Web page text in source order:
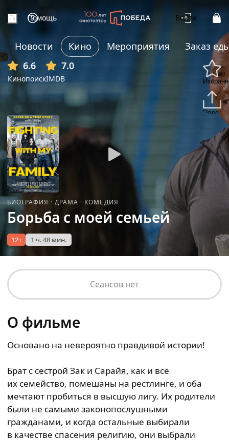
Помощь Войти
Новости Кино Мероприятия
Заказ
6.6
Кинопоиск
7.0
IMDB
+5
БИОГРАФИЯ · ДРАМА · КОМЕДИЯ
Борьба с моей семьей
12+ 1 ч. 48 мин.
Сеансов нет
О фильме
Основано на невероятно правдивой истории!
Брат с сестрой Зак и Сарайя, как и всё
их семейство, помешаны на рестлинге, и оба
мечтают пробиться в высшую лигу. Их родители
были не самыми законопослушными
гражданами, и когда остальные выбирали
в качестве спасения религию, они выбрали